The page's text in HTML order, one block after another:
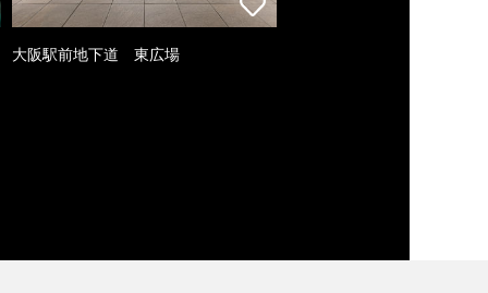
大阪駅前地下道 東広場